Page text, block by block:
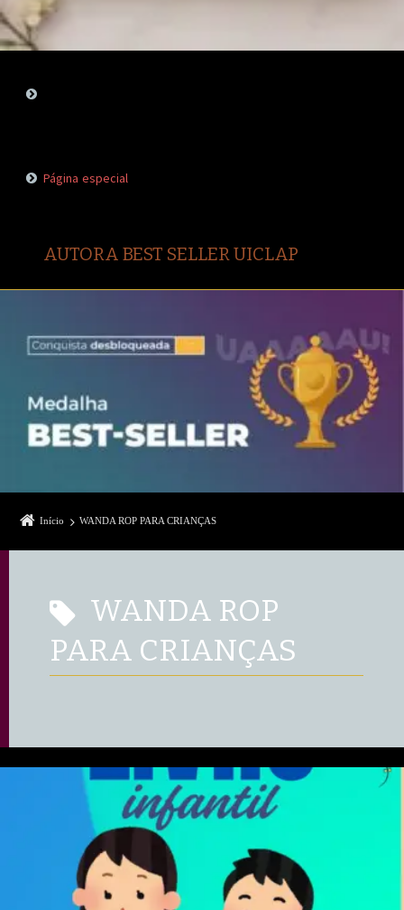
Página especial
AUTORA BEST SELLER UICLAP
Início WANDA ROP PARA CRIANÇAS
WANDA ROP
PARA CRIANÇAS